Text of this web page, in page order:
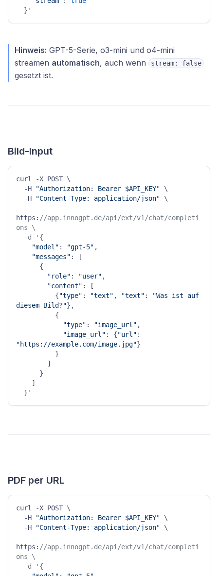
Hinweis: GPT-5-Serie, o3-mini und o4-mini
streamen automatisch, auch wenn stream: false
gesetzt ist.
Bild-Input
curl -X POST \
  -H
"Authorization: Bearer $API_KEY" \
  -H
"Content-Type: application/json" \
https: //app.innogpt.de/api/ext/v1/chat/completi
ons \
  -d '{
"model" : "gpt-5" ,
"messages" : [
"role" : "user" ,
"content" : [
          {
"type" : "text" , "text" :
"Was ist auf
diesem Bild?"},
"type" : "image_url" ,
"image_url" : {"url"
"https://example.com/image.jpg"}
PDF per URL
curl -X POST \
  -H
"Authorization: Bearer $API_KEY" \
  -H
"Content-Type: application/json" \
https: //app.innogpt.de/api/ext/v1/chat/completi
ons \
  -d '{